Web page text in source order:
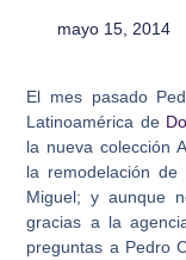
mayo 15, 2014
El mes pasado
Latinoamérica de
la nueva colección
la remodelación
Miguel; y aunque
gracias a la
preguntas a Pedro